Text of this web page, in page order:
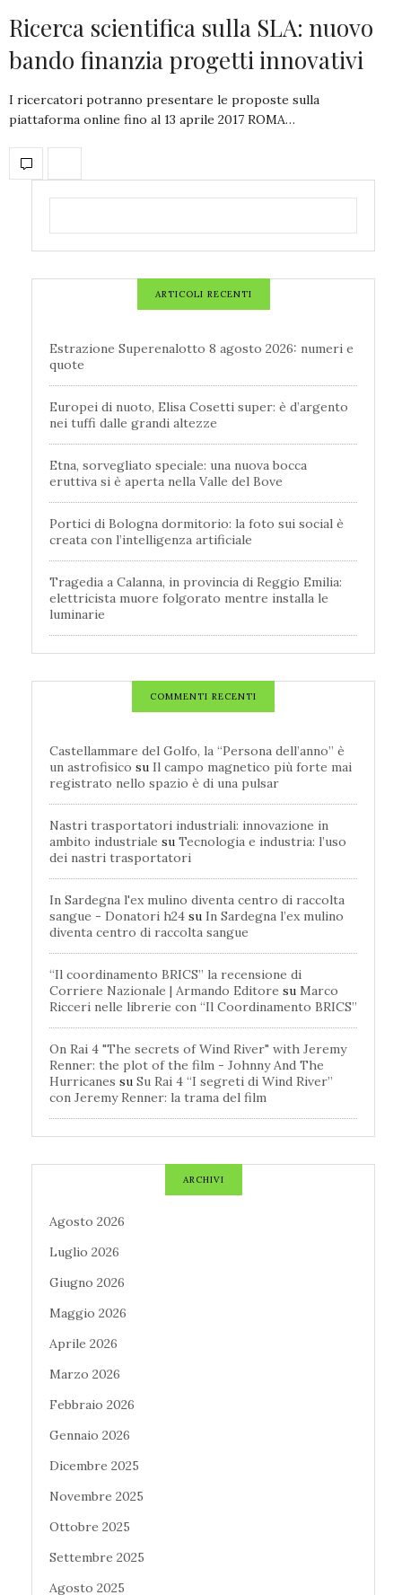
Ricerca scientifica sulla SLA: nuovo
bando finanzia progetti innovativi
I ricercatori potranno presentare le proposte sulla
piattaforma online fino al 13 aprile 2017 ROMA…
ARTICOLI RECENTI
Estrazione Superenalotto 8 agosto 2026: numeri e
quote
Europei di nuoto, Elisa Cosetti super: è d’argento
nei tuffi dalle grandi altezze
Etna, sorvegliato speciale: una nuova bocca
eruttiva si è aperta nella Valle del Bove
Portici di Bologna dormitorio: la foto sui social è
creata con l’intelligenza artificiale
Tragedia a Calanna, in provincia di Reggio Emilia:
elettricista muore folgorato mentre installa le
luminarie
COMMENTI RECENTI
Castellammare del Golfo, la “Persona dell’anno” è
un astrofisico su Il campo magnetico più forte mai
registrato nello spazio è di una pulsar
Nastri trasportatori industriali: innovazione in
ambito industriale su Tecnologia e industria: l’uso
dei nastri trasportatori
In Sardegna l'ex mulino diventa centro di raccolta
sangue - Donatori h24 su In Sardegna l’ex mulino
diventa centro di raccolta sangue
“Il coordinamento BRICS” la recensione di
Corriere Nazionale | Armando Editore su Marco
Ricceri nelle librerie con “Il Coordinamento BRICS”
On Rai 4 "The secrets of Wind River" with Jeremy
Renner: the plot of the film - Johnny And The
Hurricanes su Su Rai 4 “I segreti di Wind River”
con Jeremy Renner: la trama del film
ARCHIVI
Agosto 2026
Luglio 2026
Giugno 2026
Maggio 2026
Aprile 2026
Marzo 2026
Febbraio 2026
Gennaio 2026
Dicembre 2025
Novembre 2025
Ottobre 2025
Settembre 2025
Agosto 2025